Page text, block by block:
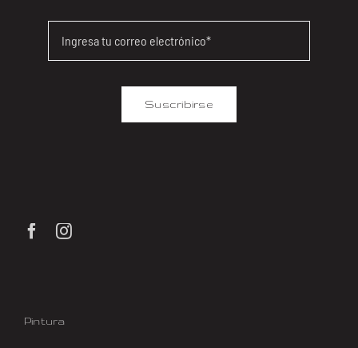
Suscribirse
Pintura